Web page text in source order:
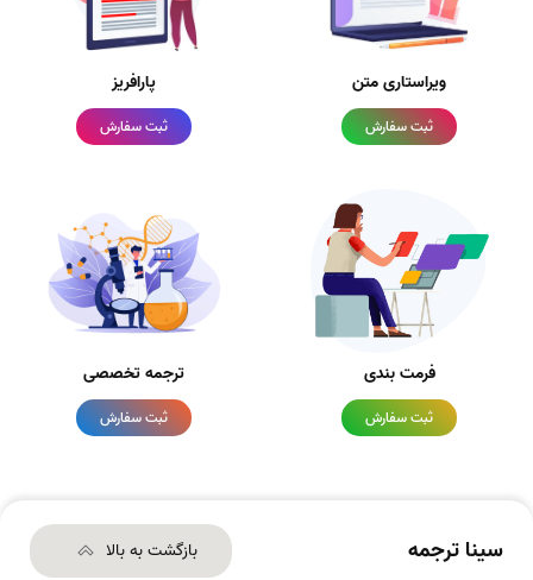
ویراستاری متن
ثبت سفارش
پارافریز
ثبت سفارش
فرمت بندی
ثبت سفارش
ترجمه تخصصی
ثبت سفارش
سینا ترجمه بازگشت به بالا